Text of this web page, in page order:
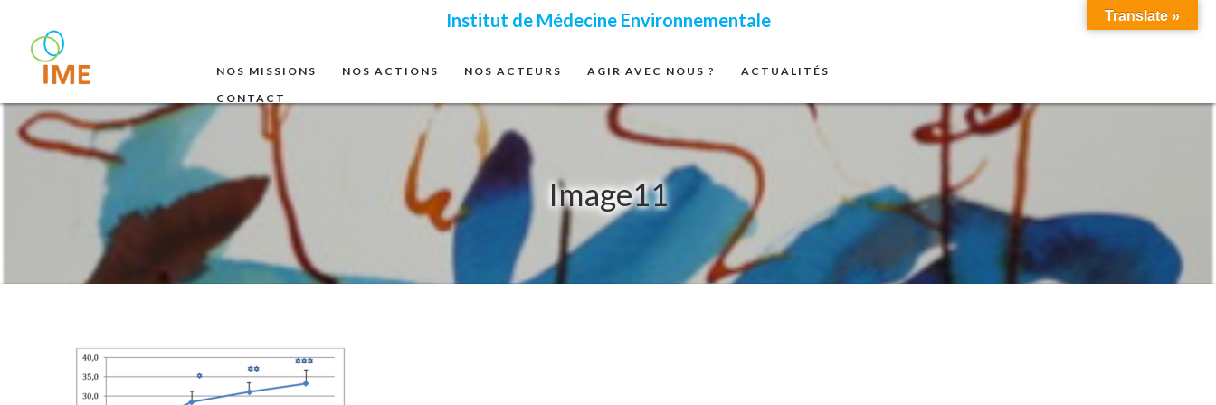
Institut de Médecine Environnementale
NOS MISSIONS NOS ACTIONS NOS ACTEURS AGIR AVEC NOUS ?
ACTUALITÉS
CONTACT
Image11
Translate »